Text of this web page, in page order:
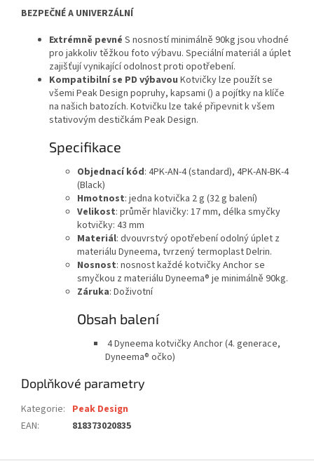
BEZPEČNÉ A UNIVERZÁLNÍ
Extrémně pevné S nosností minimálně 90kg jsou vhodné
pro jakkoliv těžkou foto výbavu. Speciální materiál a úplet
zajišťují vynikající odolnost proti opotřebení.
Kompatibilní se PD výbavou Kotvičky lze použít se
všemi Peak Design popruhy, kapsami () a pojítky na klíče
na našich batozích. Kotvičku lze také připevnit k všem
stativovým destičkám Peak Design.
Specifikace
Objednací kód: 4PK-AN-4 (standard), 4PK-AN-BK-4
(Black)
Hmotnost: jedna kotvička 2 g (32 g balení)
Velikost: průměr hlavičky: 17 mm, délka smyčky
kotvičky: 43 mm
Materiál: dvouvrstvý opotřebení odolný úplet z
materiálu Dyneema, tvrzený termoplast Delrin.
Nosnost: nosnost každé kotvičky Anchor se
smyčkou z materiálu Dyneema® je minimálně 90kg.
Záruka: Doživotní
Obsah balení
4 Dyneema kotvičky Anchor (4. generace,
Dyneema® očko)
Doplňkové parametry
Kategorie: Peak Design
EAN: 818373020835